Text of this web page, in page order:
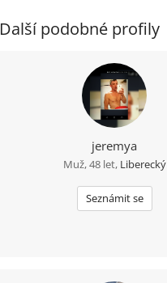
Další podobné profily
jeremya
Muž, 48 let, Liberecký
Seznámit se